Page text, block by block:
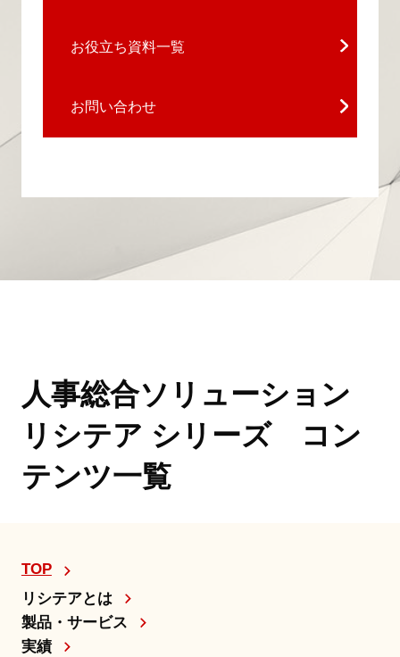
お役立ち資料一覧
お問い合わせ
人事総合ソリューション
リシテア シリーズ コン
テンツ一覧
TOP
リシテアとは
製品・サービス
実績